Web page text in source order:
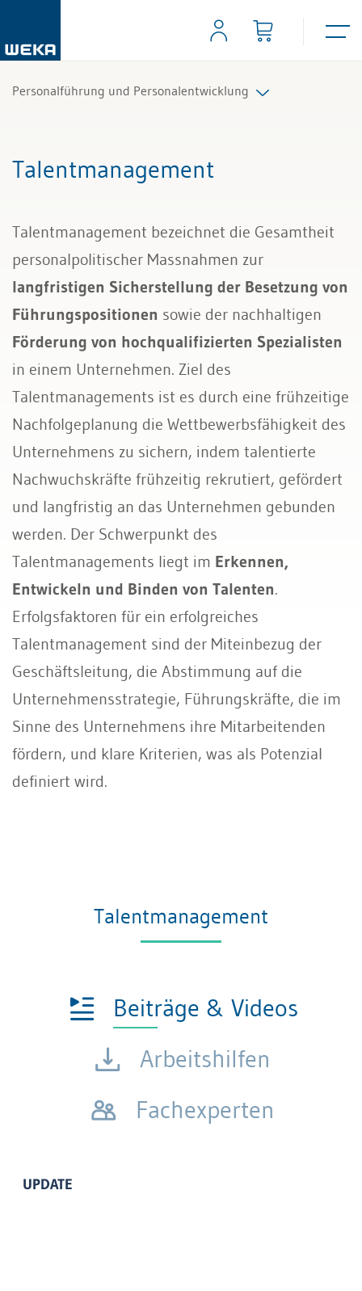
Personalführung und Personalentwicklung
Digitalisierung im HR
Personalentwicklung
Aus- und Weiterbildung
Gesundheitsmanagement
Talentmanagement
Absenz- und Casemanagement
Talentmanagement
Talentmanagement bezeichnet die Gesamtheit
personalpolitischer Massnahmen zur
langfristigen Sicherstellung der Besetzung von
Führungspositionen sowie der nachhaltigen
Förderung von hochqualifizierten Spezialisten
in einem Unternehmen. Ziel des
Talentmanagements ist es durch eine frühzeitige
Nachfolgeplanung die Wettbewerbsfähigkeit des
Unternehmens zu sichern, indem talentierte
Nachwuchskräfte frühzeitig rekrutiert, gefördert
und langfristig an das Unternehmen gebunden
werden. Der Schwerpunkt des
Talentmanagements liegt im Erkennen,
Entwickeln und Binden von Talenten.
Erfolgsfaktoren für ein erfolgreiches
Talentmanagement sind der Miteinbezug der
Geschäftsleitung, die Abstimmung auf die
Unternehmensstrategie, Führungskräfte, die im
Sinne des Unternehmens ihre Mitarbeitenden
fördern, und klare Kriterien, was als Potenzial
definiert wird.
Talentmanagement
Beiträge & Videos
Arbeitshilfen
Fachexperten
UPDATE